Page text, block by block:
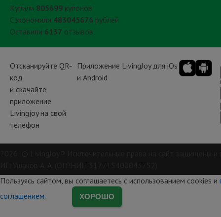
Отсканируйте QR-
код
и скачайте
приложение
Livingjoy на свой
телефон
Приложение LivingJoy для iOs
и Android
Купили 805699 купонов
Сэкономили 483045676 рублей
Оставили 6137 отзывов
Пользуясь сайтом, вы соглашаетесь с использованием cookies и
соглашением. ХОРОШО